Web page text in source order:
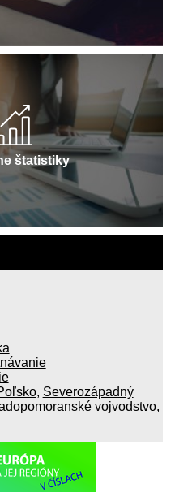
štatistiky
, Severozápadný
vojvodstvo,